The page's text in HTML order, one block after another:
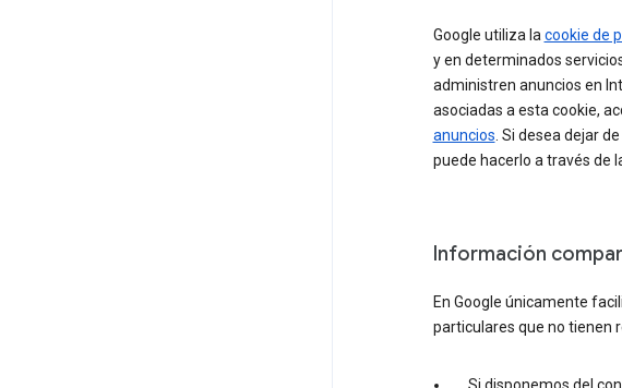
Google utiliza la cookie de
y en determinados
administren anuncios en
asociadas a esta cookie,
anuncios . Si desea dejar
puede hacerlo a través de
Información
En Google únicamente
particulares que no tienen